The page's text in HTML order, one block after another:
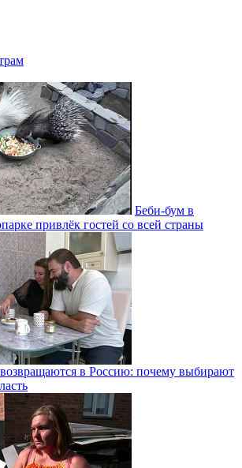
Беби-бум в
привлёк гостей со всей страны
в Россию: почему выбирают